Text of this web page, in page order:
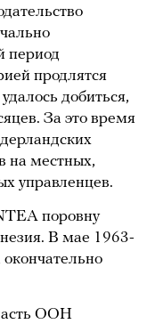
период
продлятся
добиться,
За это время
на местных,
управленцев.
поровну
В мае 1963-
ООН